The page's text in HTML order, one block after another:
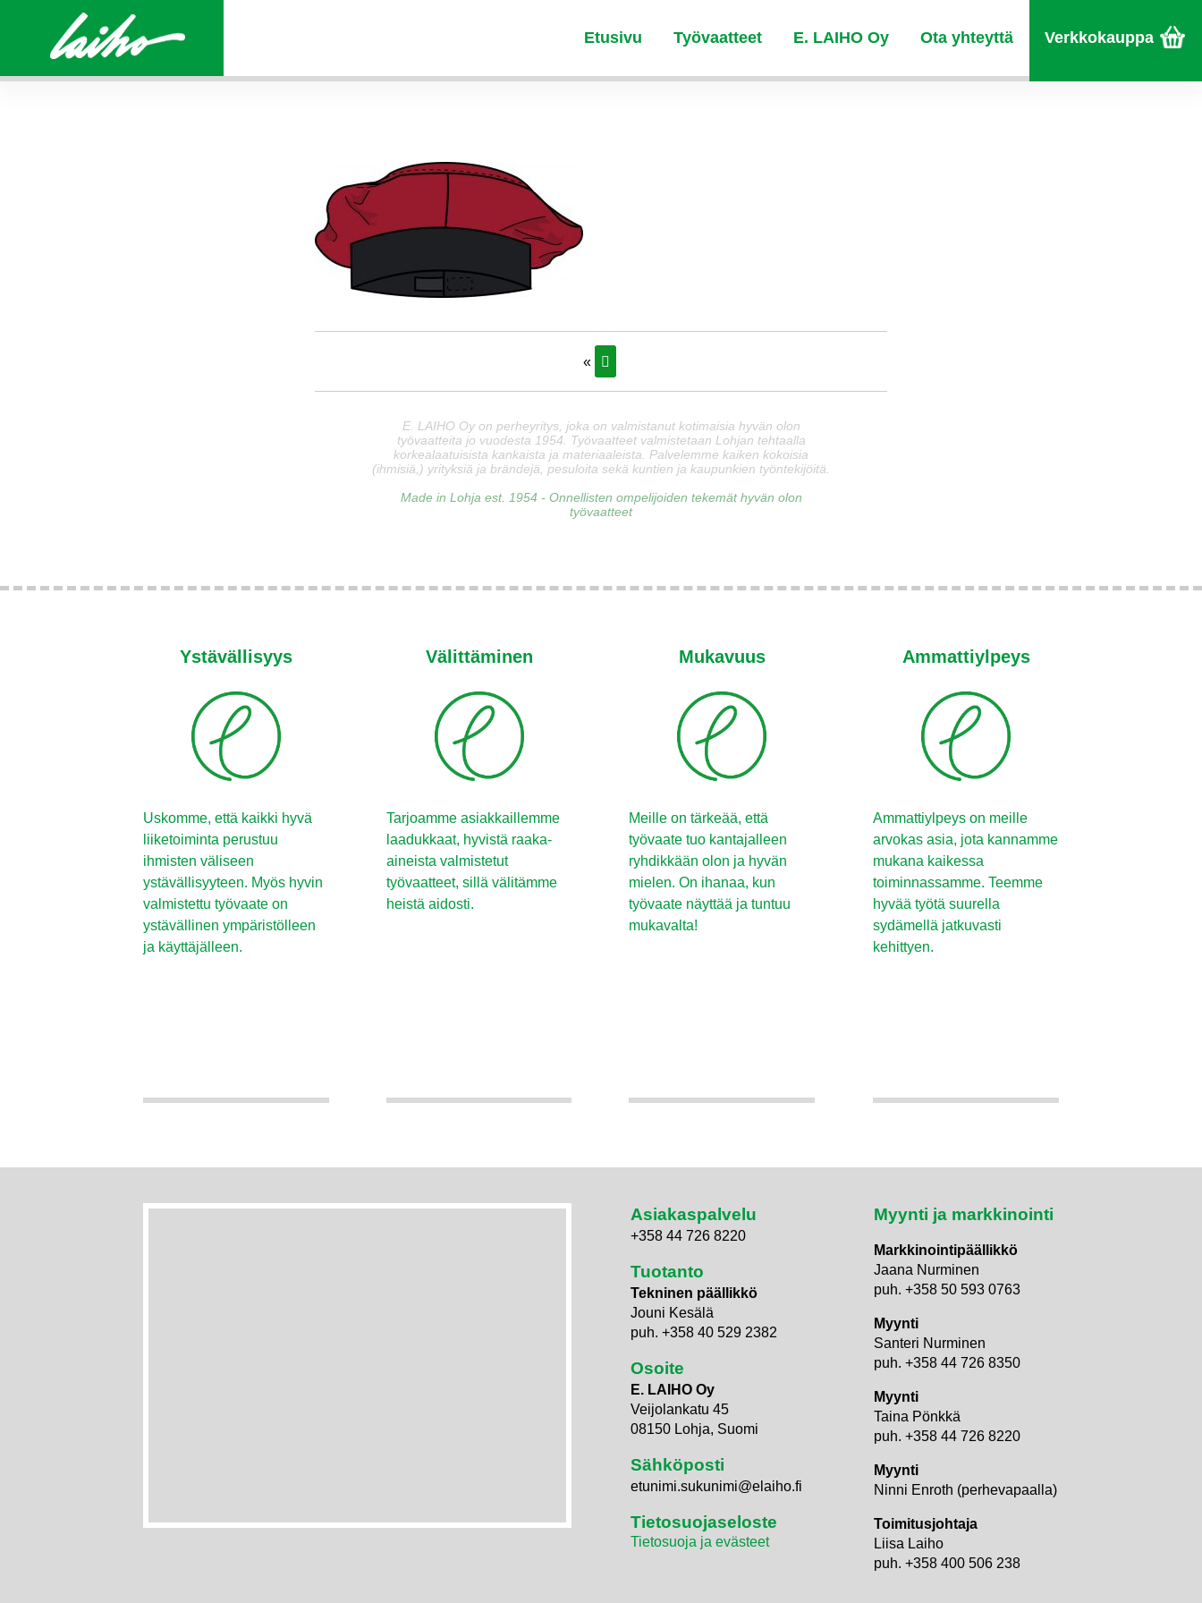
Etusivu Työvaatteet E. LAIHO Oy Ota yhteyttä Verkkokauppa
«
E. LAIHO Oy on perheyritys, joka on valmistanut kotimaisia hyvän olon
työvaatteita jo vuodesta 1954. Työvaatteet valmistetaan Lohjan tehtaalla
korkealaatuisista kankaista ja materiaaleista. Palvelemme kaiken kokoisia
(ihmisiä,) yrityksiä ja brändejä, pesuloita sekä kuntien ja kaupunkien työntekijöitä.
Made in Lohja est. 1954 - Onnellisten ompelijoiden tekemät hyvän olon
työvaatteet
Ystävällisyys
Uskomme, että kaikki hyvä
liiketoiminta perustuu
ihmisten väliseen
ystävällisyyteen. Myös hyvin
valmistettu työvaate on
ystävällinen ympäristölleen
ja käyttäjälleen.
Välittäminen
Tarjoamme asiakkaillemme
laadukkaat, hyvistä raaka-
aineista valmistetut
työvaatteet, sillä välitämme
heistä aidosti.
Mukavuus
Meille on tärkeää, että
työvaate tuo kantajalleen
ryhdikkään olon ja hyvän
mielen. On ihanaa, kun
työvaate näyttää ja tuntuu
mukavalta!
Ammattiylpeys
Ammattiylpeys on meille
arvokas asia, jota kannamme
mukana kaikessa
toiminnassamme. Teemme
hyvää työtä suurella
sydämellä jatkuvasti
kehittyen.
Asiakaspalvelu
+358 44 726 8220
Tuotanto
Tekninen päällikkö
Jouni Kesälä
puh. +358 40 529 2382
Osoite
E. LAIHO Oy
Veijolankatu 45
08150 Lohja, Suomi
Sähköposti
etunimi.sukunimi@elaiho.fi
Tietosuojaseloste
Tietosuoja ja evästeet
Myynti ja markkinointi
Markkinointipäällikkö
Jaana Nurminen
puh. +358 50 593 0763
Myynti
Santeri Nurminen
puh. +358 44 726 8350
Myynti
Taina Pönkkä
puh. +358 44 726 8220
Myynti
Ninni Enroth (perhevapaalla)
Toimitusjohtaja
Liisa Laiho
puh. +358 400 506 238